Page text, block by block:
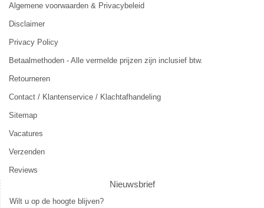
Algemene voorwaarden & Privacybeleid
Disclaimer
Privacy Policy
Betaalmethoden - Alle vermelde prijzen zijn inclusief btw.
Retourneren
Contact / Klantenservice / Klachtafhandeling
Sitemap
Vacatures
Verzenden
Reviews
Nieuwsbrief
Wilt u op de hoogte blijven?